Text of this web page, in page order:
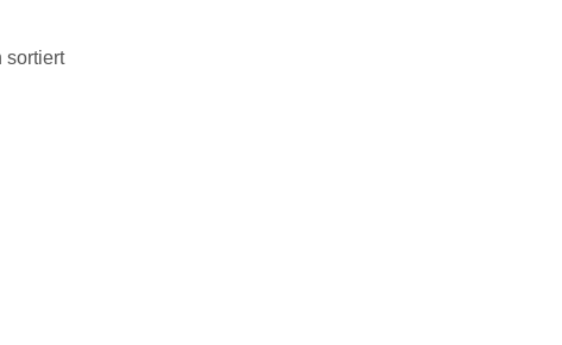
sortiert